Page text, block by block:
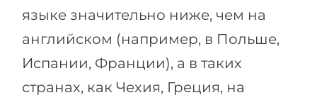
языке значительно ниже, чем на
английском (например, в Польше,
Испании, Франции), а в таких
странах, как Чехия, Греция, на